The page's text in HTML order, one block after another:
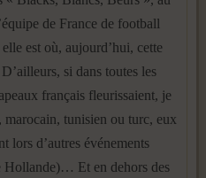
de France de football
est où, aujourd’hui, cette
si dans toutes les
français fleurissaient, je
marocain, tunisien ou turc, eux
lors d’autres événements
Hollande)… Et en dehors des